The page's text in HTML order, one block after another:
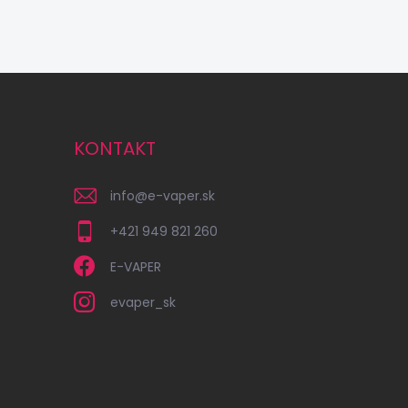
KONTAKT
info@e-vaper.sk
+421 949 821 260
E-VAPER
evaper_sk